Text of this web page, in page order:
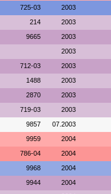
725-03 2003
214 2003
9665 2003
2003
712-03 2003
1488 2003
2870 2003
719-03 2003
9857 07.2003
9959 2004
786-04 2004
9968 2004
9944 2004